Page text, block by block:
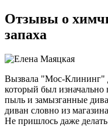
Отзывы о
запаха
Вызвала "Мос-Клининг"
который был изначально
пыль и замызганные
диван словно из
Не пришлось даже